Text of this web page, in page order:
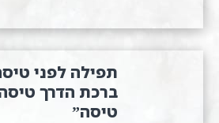
תפילה לפני
ברכת הדרך
טיסה”